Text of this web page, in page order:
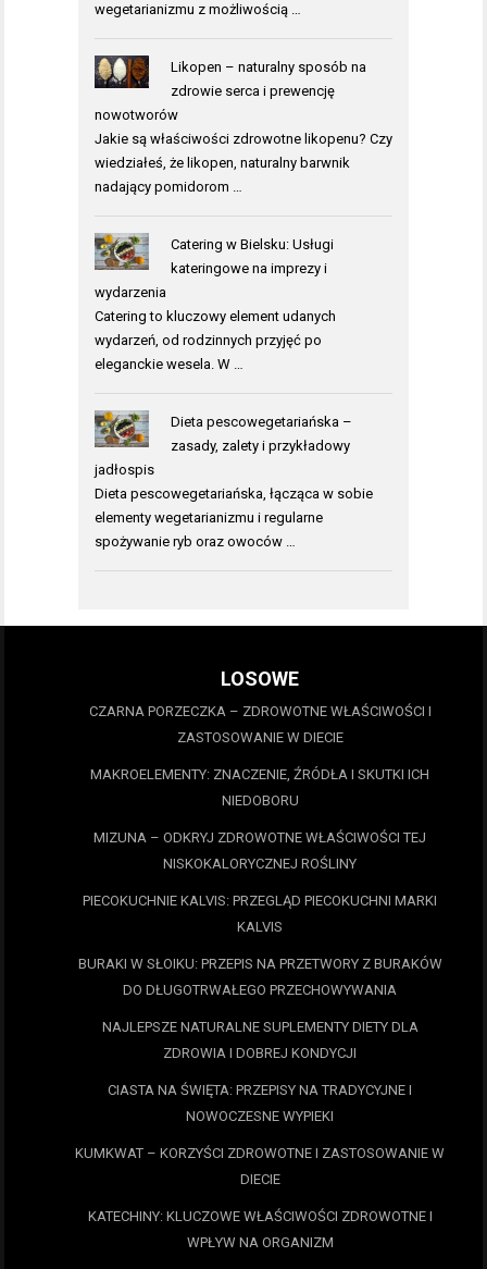
wegetarianizmu z możliwością …
Likopen – naturalny sposób na
zdrowie serca i prewencję
nowotworów
Jakie są właściwości zdrowotne likopenu? Czy
wiedziałeś, że likopen, naturalny barwnik
nadający pomidorom …
Catering w Bielsku: Usługi
kateringowe na imprezy i
wydarzenia
Catering to kluczowy element udanych
wydarzeń, od rodzinnych przyjęć po
eleganckie wesela. W …
Dieta pescowegetariańska –
zasady, zalety i przykładowy
jadłospis
Dieta pescowegetariańska, łącząca w sobie
elementy wegetarianizmu i regularne
spożywanie ryb oraz owoców …
LOSOWE
CZARNA PORZECZKA – ZDROWOTNE WŁAŚCIWOŚCI I
ZASTOSOWANIE W DIECIE
MAKROELEMENTY: ZNACZENIE, ŹRÓDŁA I SKUTKI ICH
NIEDOBORU
MIZUNA – ODKRYJ ZDROWOTNE WŁAŚCIWOŚCI TEJ
NISKOKALORYCZNEJ ROŚLINY
PIECOKUCHNIE KALVIS: PRZEGLĄD PIECOKUCHNI MARKI
KALVIS
BURAKI W SŁOIKU: PRZEPIS NA PRZETWORY Z BURAKÓW
DO DŁUGOTRWAŁEGO PRZECHOWYWANIA
NAJLEPSZE NATURALNE SUPLEMENTY DIETY DLA
ZDROWIA I DOBREJ KONDYCJI
CIASTA NA ŚWIĘTA: PRZEPISY NA TRADYCYJNE I
NOWOCZESNE WYPIEKI
KUMKWAT – KORZYŚCI ZDROWOTNE I ZASTOSOWANIE W
DIECIE
KATECHINY: KLUCZOWE WŁAŚCIWOŚCI ZDROWOTNE I
WPŁYW NA ORGANIZM